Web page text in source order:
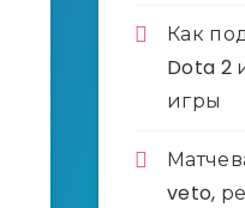
Как
Dota 2
игры
veto,